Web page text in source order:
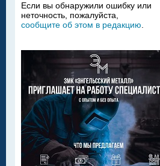
Если вы обнаружили ошибку или
неточность, пожалуйста,
сообщите об этом в редакцию